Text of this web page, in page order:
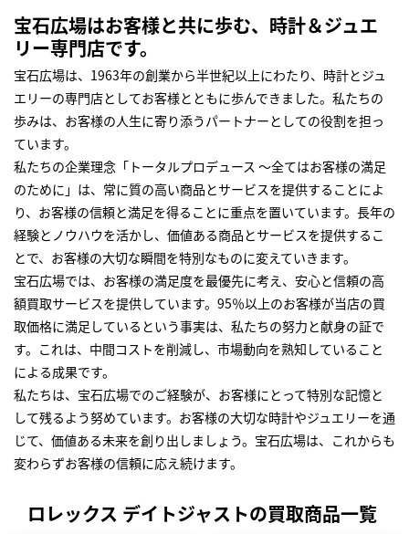
宝石広場はお客様と共に歩む、時計＆ジュエ
リー専門店です。
宝石広場は、1963年の創業から半世紀以上にわたり、時計とジュ
エリーの専門店としてお客様とともに歩んできました。私たちの
歩みは、お客様の人生に寄り添うパートナーとしての役割を担っ
ています。
私たちの企業理念「トータルプロデュース ～全てはお客様の満足
のために」は、常に質の高い商品とサービスを提供することによ
り、お客様の信頼と満足を得ることに重点を置いています。長年の
経験とノウハウを活かし、価値ある商品とサービスを提供するこ
とで、お客様の大切な瞬間を特別なものに変えていきます。
宝石広場では、お客様の満足度を最優先に考え、安心と信頼の高
額買取サービスを提供しています。95％以上のお客様が当店の買
取価格に満足しているという事実は、私たちの努力と献身の証で
す。これは、中間コストを削減し、市場動向を熟知していること
による成果です。
私たちは、宝石広場でのご経験が、お客様にとって特別な記憶と
して残るよう努めています。お客様の大切な時計やジュエリーを通
じて、価値ある未来を創り出しましょう。宝石広場は、これからも
変わらずお客様の信頼に応え続けます。
ロレックス デイトジャストの買取商品一覧